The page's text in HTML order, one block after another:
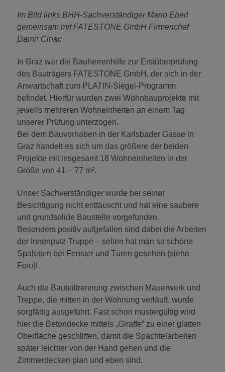
Im Bild links BHH-Sachverständiger Mario Eberl
gemeinsam mit FATESTONE GmbH Firmenchef
Damir Cinac
In Graz war die Bauherrenhilfe zur Erstüberprüfung
des Bauträgers FATESTONE GmbH, der sich in der
Anwartschaft zum PLATIN-Siegel-Programm
befindet. Hierfür wurden zwei Wohnbauprojekte mit
jeweils mehreren Wohneinheiten an einem Tag
unserer Prüfung unterzogen.
Bei dem Bauvorhaben in der Karlsbader Gasse in
Graz handelt es sich um das größere der beiden
Projekte mit insgesamt 18 Wohneinheiten in der
Größe von 41 – 77 m².
Unser Sachverständiger wurde bei seiner
Besichtigung nicht enttäuscht und hat eine saubere
und grundsolide Baustelle vorgefunden.
Besonders positiv aufgefallen sind dabei die Arbeiten
der Innenputz-Truppe – selten hat man so schöne
Spaletten bei Fenster und Türen gesehen (siehe
Foto)!
Auch die Bauteiltrennung zwischen Mauerwerk und
Treppe, die mitten in der Wohnung verläuft, wurde
sorgfältig ausgeführt. Fast schon mustergültig wird
hier die Betondecke mittels „Giraffe“ zu einer glatten
Oberfläche geschliffen, damit die Spachtelarbeiten
später leichter von der Hand gehen und die
Zimmerdecken plan und eben sind.